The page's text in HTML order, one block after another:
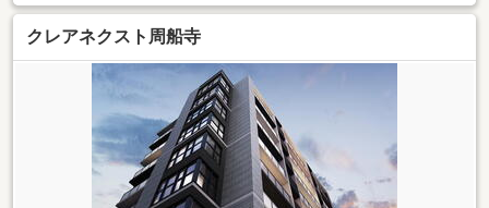
クレアネクスト周船寺